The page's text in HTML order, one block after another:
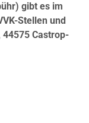
gibt es im
Stellen und
Castrop-